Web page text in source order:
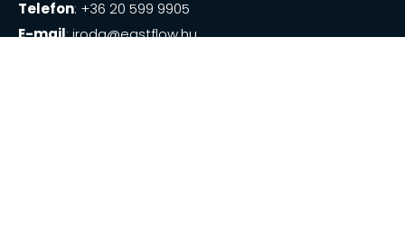
Telefon: +36 20 599 9905
E-mail:iroda@eastflow.hu